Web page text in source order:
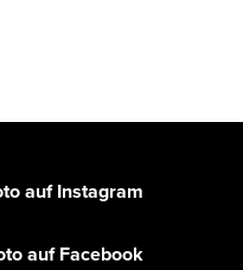
auf Instagram
auf Facebook